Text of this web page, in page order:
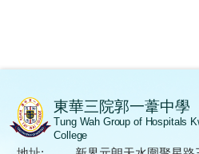
東華三院郭一葦中學
Tung Wah Group of Hospitals
College